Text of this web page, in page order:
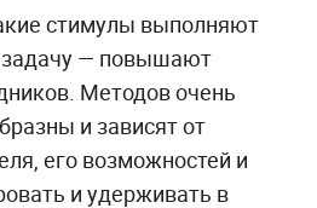
стимулы выполняют
— повышают
Методов очень
и зависят от
его возможностей и
и удерживать в